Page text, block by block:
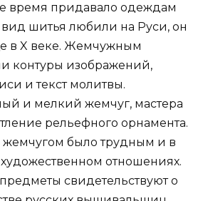
время придавало одеждам
вид шитья любили на Руси, он
в X веке. Жемчужным
контуры изображений,
и текст молитвы.
и мелкий жемчуг, мастера
рельефного орнамента.
жемчугом было трудным и в
отношениях.
свидетельствуют о